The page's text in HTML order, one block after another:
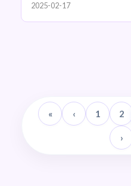
2025-02-17
« ‹ 1 2
›